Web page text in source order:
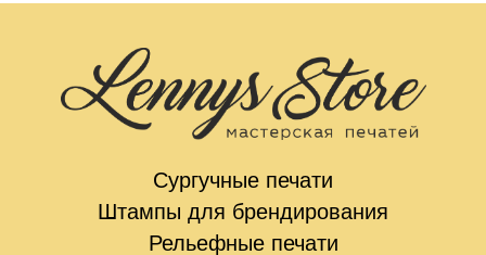
Сургучные печати
Штампы для брендирования
Рельефные печати